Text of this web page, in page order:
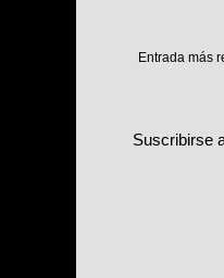
Entrada más
Suscribirse